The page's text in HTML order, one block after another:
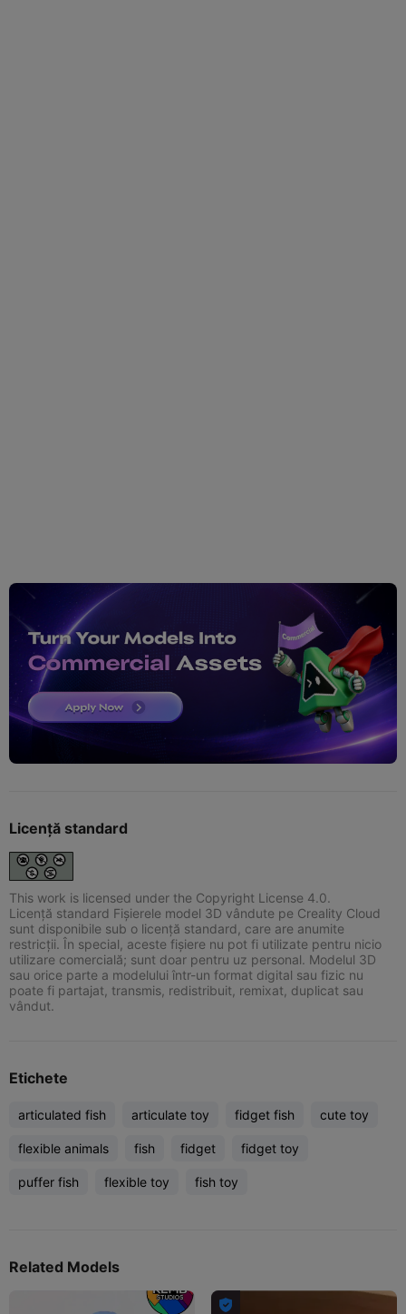
Licență standard
This work is licensed under the Copyright License 4.0.
Licență standard Fișierele model 3D vândute pe Creality Cloud
sunt disponibile sub o licență standard, care are anumite
restricții. În special, aceste fișiere nu pot fi utilizate pentru nicio
utilizare comercială; sunt doar pentru uz personal. Modelul 3D
sau orice parte a modelului într-un format digital sau fizic nu
poate fi partajat, transmis, redistribuit, remixat, duplicat sau
vândut.
Etichete
articulated fish articulate toy fidget fish cute toy
flexible animals fish fidget fidget toy
puffer fish flexible toy fish toy
Related Models
